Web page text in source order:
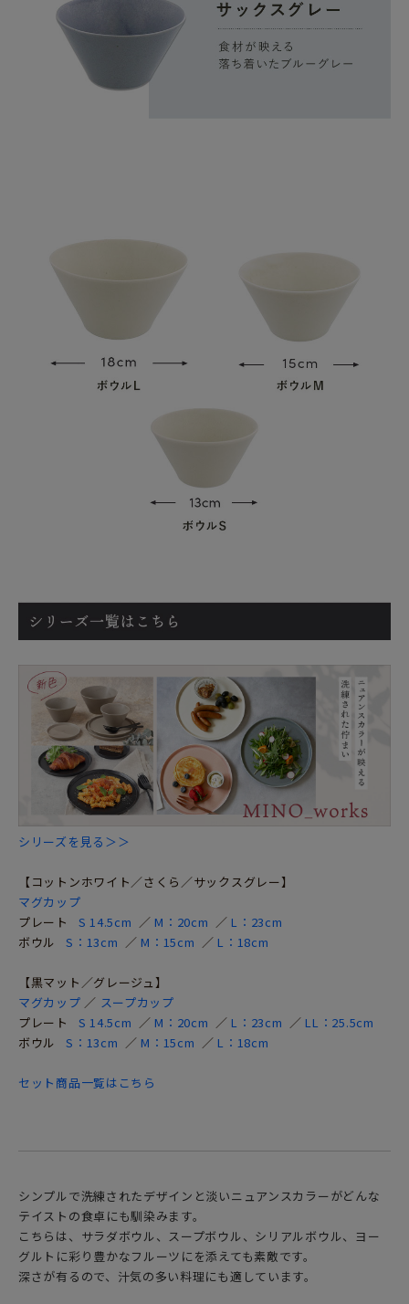
シリーズを見る＞＞
【コットンホワイト／さくら／サックスグレー】
マグカップ
プレート
S 14.5cm ／M：20cm ／L：23cm
ボウルS：13cm ／M：15cm ／L：18cm
【黒マット／グレージュ】
マグカップ ／ スープカップ
プレート
S 14.5cm ／M：20cm ／L：23cm ／LL：25.5cm
ボウルS：13cm ／M：15cm ／L：18cm
セット商品一覧はこちら
シンプルで洗練されたデザインと淡いニュアンスカラーがどんな
テイストの食卓にも馴染みます。
こちらは、サラダボウル、スープボウル、シリアルボウル、ヨー
グルトに彩り豊かなフルーツにを添えても素敵です。
深さが有るので、汁気の多い料理にも適しています。